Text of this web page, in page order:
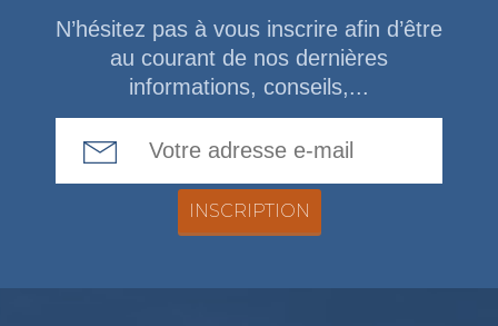
N’hésitez pas à vous inscrire afin d’être
au courant de nos dernières
informations, conseils,...